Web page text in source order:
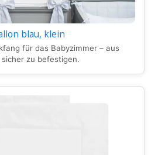
blau, klein
für das Babyzimmer – aus
zu befestigen.